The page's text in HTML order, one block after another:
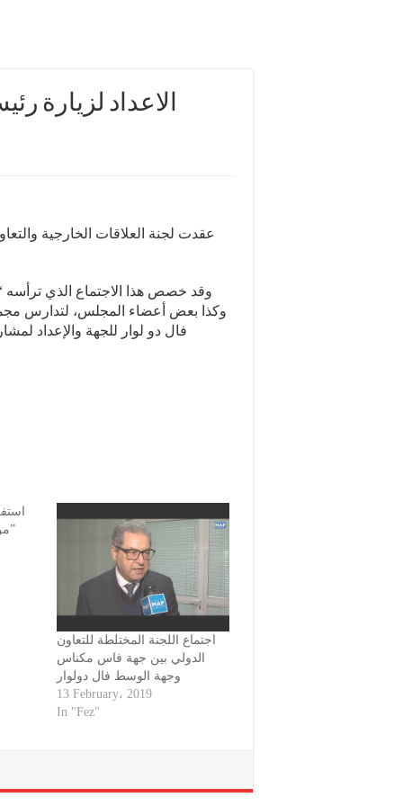
الاعداد لزيارة
وقد خصص هذا الاجتماع الذي ترأسه
وكذا بعض أعضاء المجلس، لتدارس
فال دو لوار للجهة والإعداد
من تكوين عبر تقنية “الفيديو”
اجتماع اللجنة المختلطة للتعاون
الدولي بين جهة فاس مكناس
وجهة الوسط فال دولوار
13 February، 2019
In "Fez"